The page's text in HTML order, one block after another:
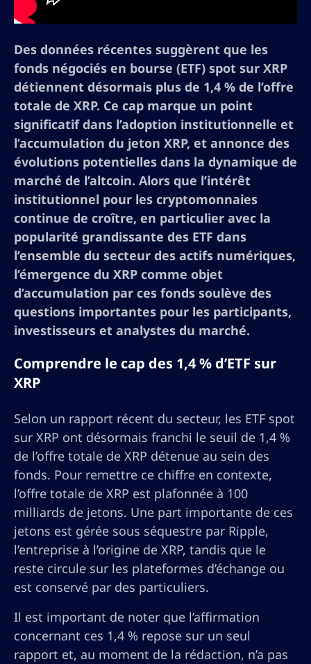
Des données récentes suggèrent que les
fonds négociés en bourse (ETF) spot sur XRP
détiennent désormais plus de 1,4 % de l’offre
totale de XRP. Ce cap marque un point
significatif dans l’adoption institutionnelle et
l’accumulation du jeton XRP, et annonce des
évolutions potentielles dans la dynamique de
marché de l’altcoin. Alors que l’intérêt
institutionnel pour les cryptomonnaies
continue de croître, en particulier avec la
popularité grandissante des ETF dans
l’ensemble du secteur des actifs numériques,
l’émergence du XRP comme objet
d’accumulation par ces fonds soulève des
questions importantes pour les participants,
investisseurs et analystes du marché.
Comprendre le cap des 1,4 % d’ETF sur
XRP
Selon un rapport récent du secteur, les ETF spot
sur XRP ont désormais franchi le seuil de 1,4 %
de l’offre totale de XRP détenue au sein des
fonds. Pour remettre ce chiffre en contexte,
l’offre totale de XRP est plafonnée à 100
milliards de jetons. Une part importante de ces
jetons est gérée sous séquestre par Ripple,
l’entreprise à l’origine de XRP, tandis que le
reste circule sur les plateformes d’échange ou
est conservé par des particuliers.
Il est important de noter que l’affirmation
concernant ces 1,4 % repose sur un seul
rapport et, au moment de la rédaction, n’a pas